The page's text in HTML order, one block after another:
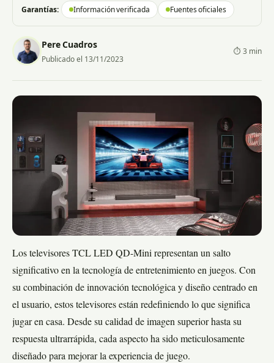
Garantías: Información verificada Fuentes oficiales
Pere Cuadros
Publicado el 13/11/2023
⏱ 3 min
Los televisores TCL LED QD-Mini representan un salto
significativo en la tecnología de entretenimiento en juegos. Con
su combinación de innovación tecnológica y diseño centrado en
el usuario, estos televisores están redefiniendo lo que significa
jugar en casa. Desde su calidad de imagen superior hasta su
respuesta ultrarrápida, cada aspecto ha sido meticulosamente
diseñado para mejorar la experiencia de juego.